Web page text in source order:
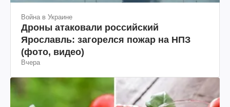
Война в Украине
Дроны атаковали российский
Ярославль: загорелся пожар на НПЗ
(фото, видео)
Вчера